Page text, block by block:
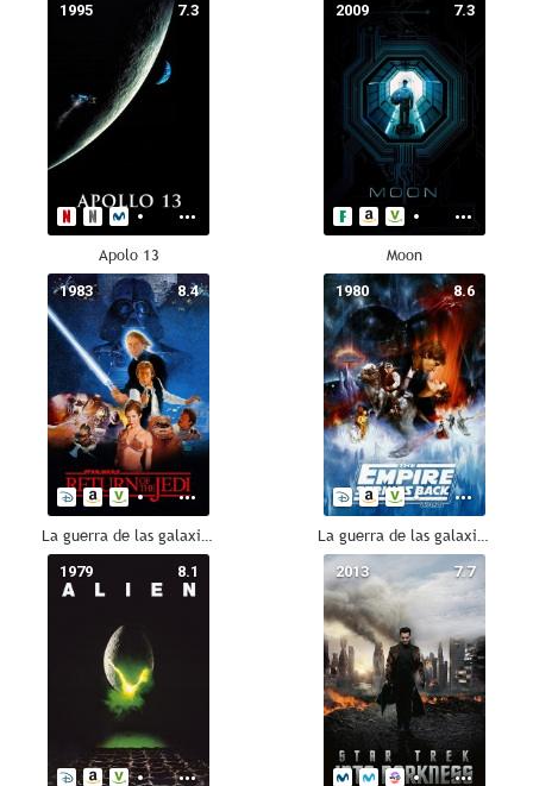
7.3
1995
Apolo 13
7.3
2009
Moon
8.4
1983
La guerra de las galaxias. Episodio VI: El retorno del Jedi
8.6
1980
La guerra de las galaxias. Episodio V: El imperio contraataca
8.1
1979 7.7
2013